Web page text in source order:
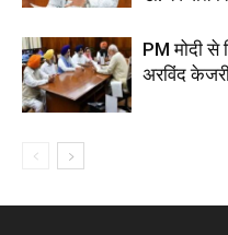
PM मोदी से
अरविंद